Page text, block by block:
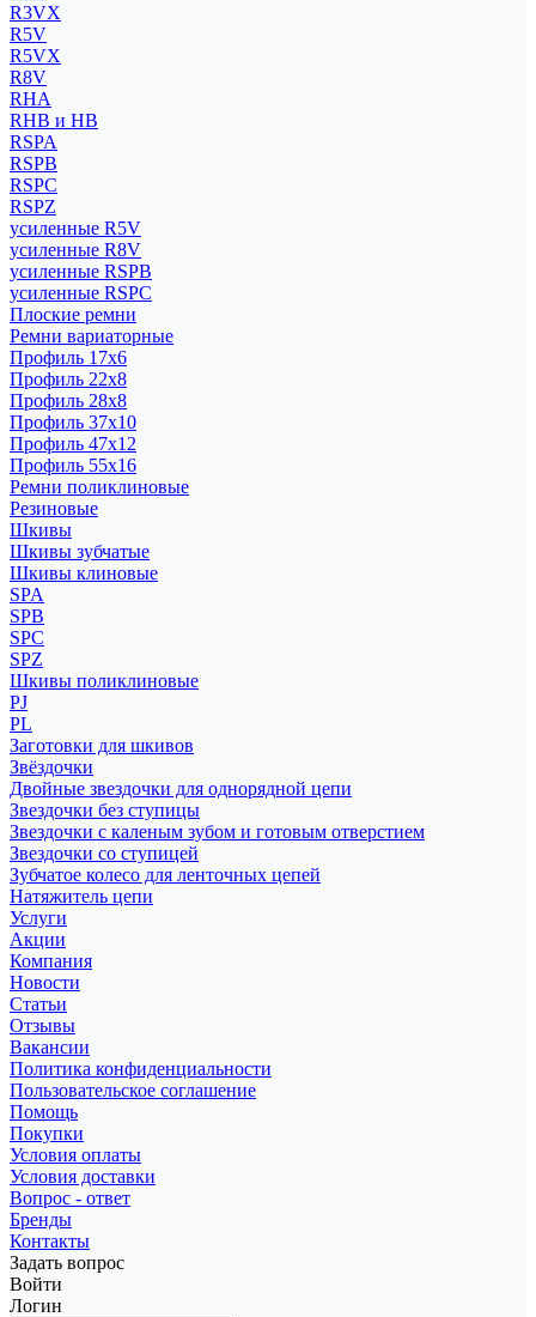
R3VX
R5V
R5VX
R8V
RHA
RHB и HB
RSPA
RSPB
RSPC
RSPZ
усиленные R5V
усиленные R8V
усиленные RSPB
усиленные RSPC
Плоские ремни
Ремни вариаторные
Профиль 17x6
Профиль 22x8
Профиль 28x8
Профиль 37x10
Профиль 47x12
Профиль 55x16
Ремни поликлиновые
Резиновые
Шкивы
Шкивы зубчатые
Шкивы клиновые
SPA
SPB
SPC
SPZ
Шкивы поликлиновые
PJ
PL
Заготовки для шкивов
Звёздочки
Двойные звездочки для однорядной цепи
Звездочки без ступицы
Звездочки с каленым зубом и готовым отверстием
Звездочки со ступицей
Зубчатое колесо для ленточных цепей
Натяжитель цепи
Услуги
Акции
Компания
Новости
Статьи
Отзывы
Вакансии
Политика конфиденциальности
Пользовательское соглашение
Помощь
Покупки
Условия оплаты
Условия доставки
Вопрос - ответ
Бренды
Контакты
Задать вопрос
Войти
Логин